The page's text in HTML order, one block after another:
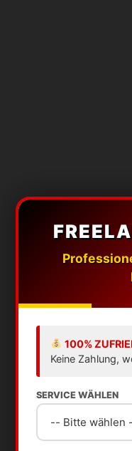
100%
Keine Zahlung,
SERVICE WÄHLEN